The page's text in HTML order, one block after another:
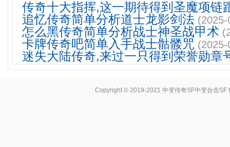
传奇十大指挥,这一期待得到圣魔项链
追忆传奇简单分析道士龙影剑法
怎么黑传奇简单分析战士神圣战甲术
卡牌传奇吧简单入手战士骷髅咒
迷失大陆传奇,来过一只得到荣誉勋章
Copyright © 2019-2021 中变传奇SF中变合击SF